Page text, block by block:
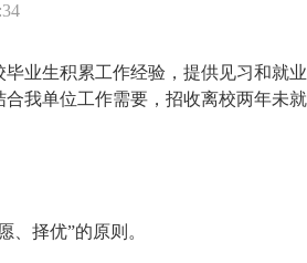
毕业生积累工作经验，提供见习和就
我单位工作需要，招收离校两年未
、择优”的原则。